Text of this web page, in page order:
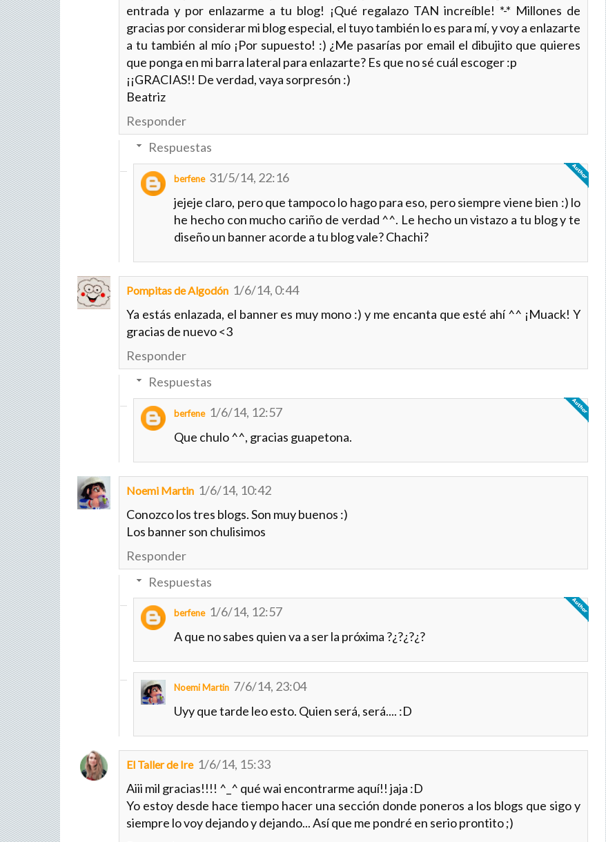
entrada y por enlazarme a tu blog! ¡Qué regalazo TAN increíble! *-* Millones de
gracias por considerar mi blog especial, el tuyo también lo es para mí, y voy a enlazarte
a tu también al mío ¡Por supuesto! :) ¿Me pasarías por email el dibujito que quieres
que ponga en mi barra lateral para enlazarte? Es que no sé cuál escoger :p
¡¡GRACIAS!! De verdad, vaya sorpresón :)
Beatriz
Responder
Respuestas
berfene 31/5/14, 22:16
jejeje claro, pero que tampoco lo hago para eso, pero siempre viene bien :) lo
he hecho con mucho cariño de verdad ^^. Le hecho un vistazo a tu blog y te
diseño un banner acorde a tu blog vale? Chachi?
Pompitas de Algodón 1/6/14, 0:44
Ya estás enlazada, el banner es muy mono :) y me encanta que esté ahí ^^ ¡Muack! Y
gracias de nuevo <3
Responder
Respuestas
berfene 1/6/14, 12:57
Que chulo ^^, gracias guapetona.
Noemi Martin 1/6/14, 10:42
Conozco los tres blogs. Son muy buenos :)
Los banner son chulisimos
Responder
Respuestas
berfene 1/6/14, 12:57
A que no sabes quien va a ser la próxima ?¿?¿?¿?
Noemi Martin 7/6/14, 23:04
Uyy que tarde leo esto. Quien será, será.... :D
El Taller de Ire 1/6/14, 15:33
Aiii mil gracias!!!! ^_^ qué wai encontrarme aquí!! jaja :D
Yo estoy desde hace tiempo hacer una sección donde poneros a los blogs que sigo y
siempre lo voy dejando y dejando... Así que me pondré en serio prontito ;)